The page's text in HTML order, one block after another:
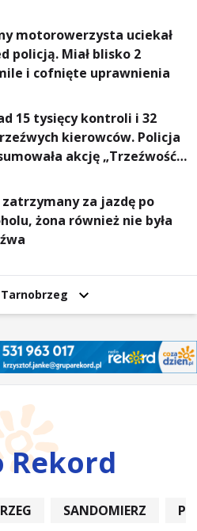
za energię, lepszy
życia i... czystsze
motorowerzysta uciekał
policją. Miał blisko 2
i cofnięte uprawnienia
15 tysięcy kontroli i 32
kierowców. Policja
akcję „Trzeźwość”
zatrzymany za jazdę po
żona również nie była
Rekord
SANDOMIERZ